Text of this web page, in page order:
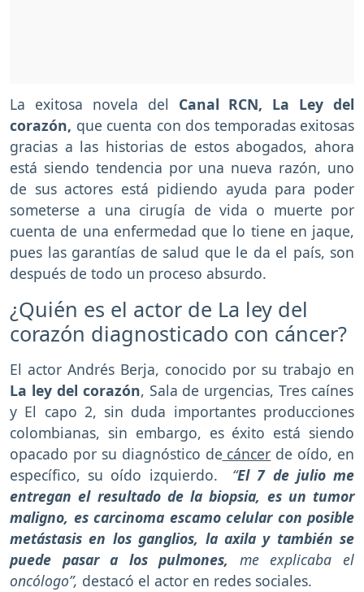
La exitosa novela del Canal RCN, La Ley del
corazón, que cuenta con dos temporadas exitosas
gracias a las historias de estos abogados, ahora
está siendo tendencia por una nueva razón, uno
de sus actores está pidiendo ayuda para poder
someterse a una cirugía de vida o muerte por
cuenta de una enfermedad que lo tiene en jaque,
pues las garantías de salud que le da el país, son
después de todo un proceso absurdo.
¿Quién es el actor de La ley del
corazón diagnosticado con cáncer?
El actor Andrés Berja, conocido por su trabajo en
La ley del corazón, Sala de urgencias, Tres caínes
y El capo 2, sin duda importantes producciones
colombianas, sin embargo, es éxito está siendo
opacado por su diagnóstico de cáncer de oído, en
específico, su oído izquierdo.
“El 7 de julio me
entregan el resultado de la biopsia, es un tumor
maligno, es carcinoma escamo celular con posible
metástasis en los ganglios, la axila y también se
puede pasar a los pulmones, me explicaba el
oncólogo”, destacó el actor en redes sociales.